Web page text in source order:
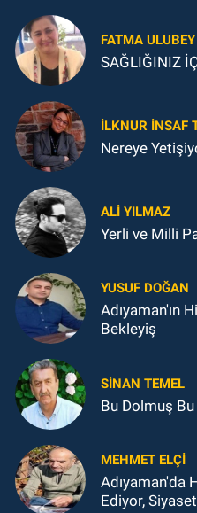
FATMA ULUBEY
SAĞLIĞINIZ
İLKNUR İNSAF
Nereye
ALI YILMAZ
Yerli ve Milli
YUSUF DOĞAN
Adıyaman'ın
Bekleyiş
SINAN TEMEL
Bu Dolmuş
MEHMET ELÇI
Adıyaman'da
Ediyor,